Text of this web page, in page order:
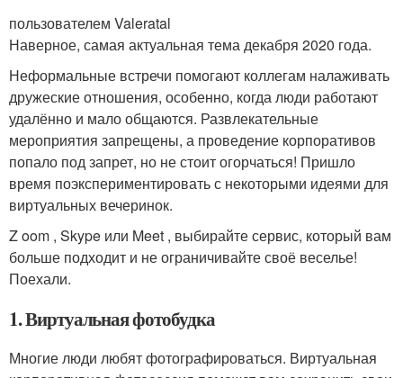
пользователем Valeratal
Наверное, самая актуальная тема декабря 2020 года.
Неформальные встречи помогают коллегам налаживать
дружеские отношения, особенно, когда люди работают
удалённо и мало общаются. Развлекательные
мероприятия запрещены, а проведение корпоративов
попало под запрет, но не стоит огорчаться! Пришло
время поэкспериментировать с некоторыми идеями для
виртуальных вечеринок.
Z oom , Skype или Meet , выбирайте сервис, который вам
больше подходит и не ограничивайте своё веселье!
Поехали.
1. Виртуальная фотобудка
Многие люди любят фотографироваться. Виртуальная